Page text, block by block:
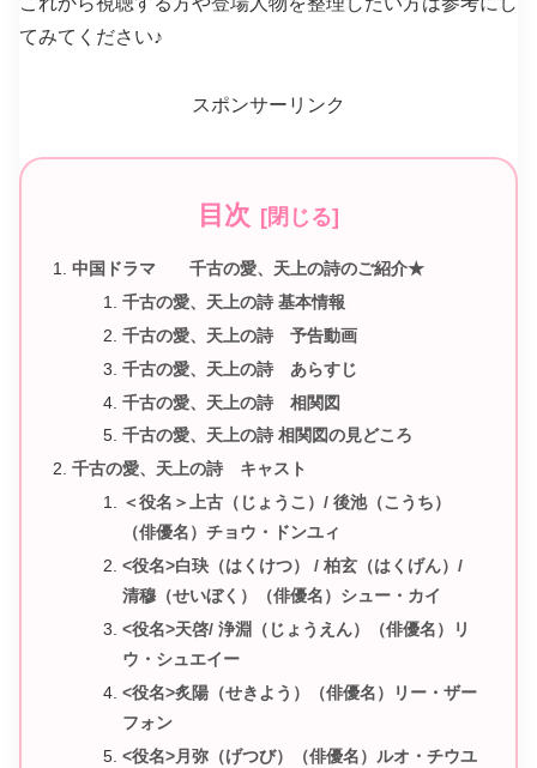
てみてください♪
スポンサーリンク
目次
中国ドラマ 千古の愛、天上の詩のご紹介★
千古の愛、天上の詩 基本情報
千古の愛、天上の詩 予告動画
千古の愛、天上の詩 あらすじ
千古の愛、天上の詩 相関図
千古の愛、天上の詩 相関図の見どころ
千古の愛、天上の詩 キャスト
＜役名＞上古（じょうこ）/ 後池（こうち）
（俳優名）チョウ・ドンユィ
<役名>白玦（はくけつ） / 柏玄（はくげん）/
清穆（せいぼく）（俳優名）シュー・カイ
<役名>天啓/ 浄淵（じょうえん）（俳優名）リ
ウ・シュエイー
<役名>炙陽（せきよう）（俳優名）リー・ザー
フォン
<役名>月弥（げつび）（俳優名）ルオ・チウユ